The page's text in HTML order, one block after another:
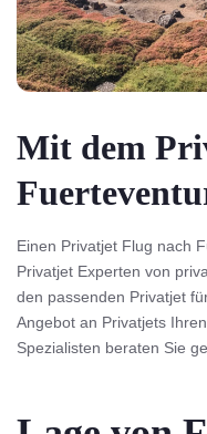
Mit dem
Einen Privatjet Flug nach
Privatjet Experten von
den passenden Privatjet
Angebot an Privatjets
Spezialisten beraten Sie